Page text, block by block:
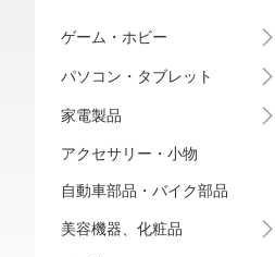
ゲーム・ホビー
パソコン・タブレット
家電製品
アクセサリー・小物
自動車部品・バイク部品
美容機器、化粧品